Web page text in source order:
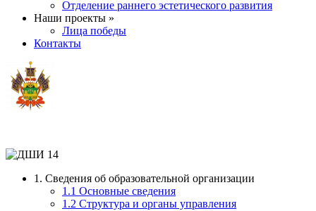
Отделение раннего эстетического развития
Наши проекты »
Лица победы
Контакты
1. Сведения об образовательной организации
1.1 Основные сведения
1.2 Структура и органы управления